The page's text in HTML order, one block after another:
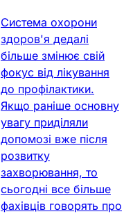
Система охорони
здоров'я дедалі
більше змінює свій
фокус від лікування
до профілактики.
Якщо раніше основну
увагу приділяли
допомозі вже після
розвитку
захворювання, то
сьогодні все більше
фахівців говорять про